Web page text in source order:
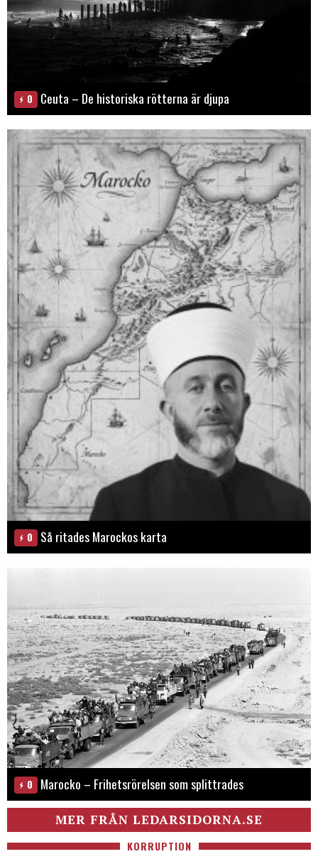
0 Ceuta – De historiska rötterna är djupa
0 Så ritades Marockos karta
0 Marocko – Frihetsrörelsen som splittrades
MER FRÅN LEDARSIDORNA.SE
KORRUPTION